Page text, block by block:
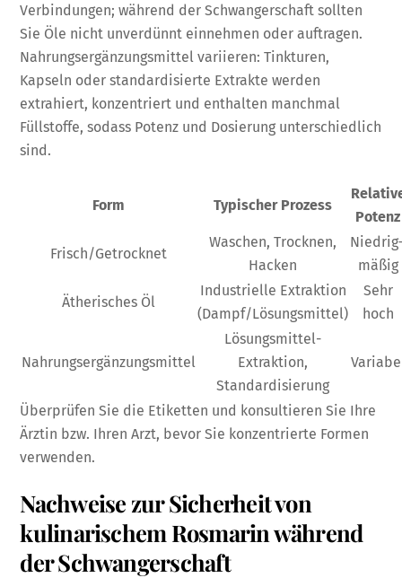
Verbindungen; während der Schwangerschaft sollten
Sie Öle nicht unverdünnt einnehmen oder auftragen.
Nahrungsergänzungsmittel variieren: Tinkturen,
Kapseln oder standardisierte Extrakte werden
extrahiert, konzentriert und enthalten manchmal
Füllstoffe, sodass Potenz und Dosierung unterschiedlich
sind.
Form Typischer Prozess
Potenz
Frisch/Getrocknet
Waschen, Trocknen,
Hacken
mäßig
Ätherisches Öl
Industrielle Extraktion
(Dampf/Lösungsmittel)
Sehr
hoch
Nahrungsergänzungsmittel
Lösungsmittel-
Extraktion,
Standardisierung
Überprüfen Sie die Etiketten und konsultieren Sie Ihre
Ärztin bzw. Ihren Arzt, bevor Sie konzentrierte Formen
verwenden.
Nachweise zur Sicherheit von
kulinarischem Rosmarin während
der Schwangerschaft